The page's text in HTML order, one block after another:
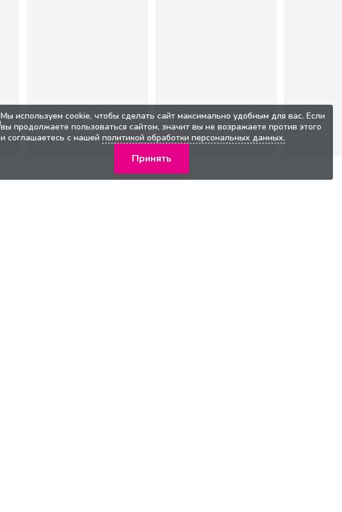
Мы используем cookie, чтобы сделать сайт максимально удобным для вас. Если
вы продолжаете пользоваться сайтом, значит вы не возражаете против этого
и соглашаетесь с нашей политикой обработки персональных данных.
Принять